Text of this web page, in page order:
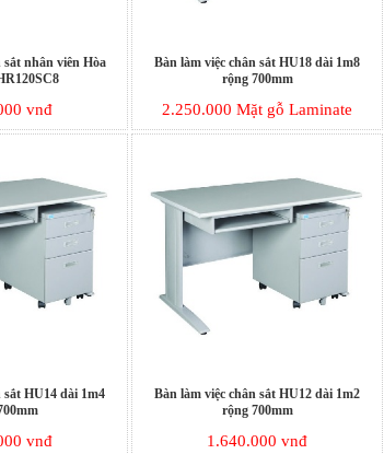
sắt nhân viên Hòa
vnđ
Bàn làm việc chân sắt HU18 dài 1m8
rộng 700mm
2.250.000 Mặt gỗ Laminate
sắt HU14 dài 1m4
vnđ
Bàn làm việc chân sắt HU12 dài 1m2
rộng 700mm
1.640.000 vnđ